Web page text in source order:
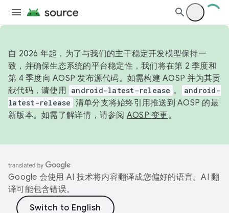
自 2026 年起，为了与我们的主干稳定开发模型保持一
致，并确保生态系统的平台稳定性，我们将在第 2 季度和
第 4 季度向 AOSP 发布源代码。如需构建 AOSP 并为其贡
献代码，请使用 android-latest-release 。
android-
latest-release 清单分支将始终引用推送到 AOSP 的最
新版本。如需了解详情，请参阅 AOSP 变更。
Google 会使用 AI 技术将内容翻译成您偏好的语言。AI 翻
译可能包含错误。